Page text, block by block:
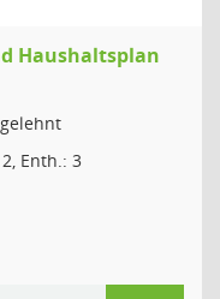
Haushaltsplan
Enth.: 3